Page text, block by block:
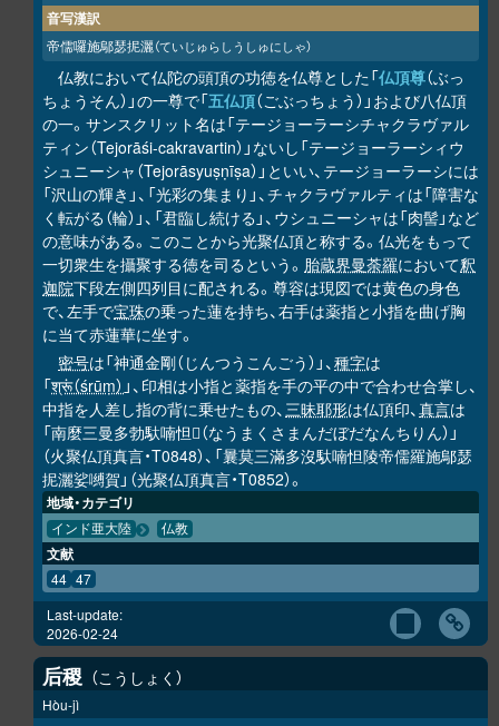
音写漢訳
帝儒囉施鄔瑟抳灑（ていじゅらしうしゅにしゃ）
仏教において仏陀の頭頂の功徳を仏尊とした「仏頂尊（ぶっ
ちょうそん）」の一尊で「五仏頂（ごぶっちょう）」および八仏頂
の一。サンスクリット名は「テージョーラーシチャクラヴァル
ティン（Tejorāśi-cakravartin）」ないし「テージョーラーシィウ
シュニーシャ（Tejorāsyuṣṇīṣa）」といい、テージョーラーシには
「沢山の輝き」、「光彩の集まり」、チャクラヴァルティは「障害な
く転がる（輪）」、「君臨し続ける」、ウシュニーシャは「肉髻」など
の意味がある。このことから光聚仏頂と称する。仏光をもって
一切衆生を攝聚する徳を司るという。 胎蔵界曼荼羅において釈
迦院下段左側四列目に配される。尊容は現図では黄色の身色
で、左手で宝珠の乗った蓮を持ち、右手は薬指と小指を曲げ胸
に当て赤蓮華に坐す。
密号は「神通金剛（じんつうこんごう）」、種字は
「श्रूं（śrūṃ） 」、印相は小指と薬指を手の平の中で合わせ合掌し、
中指を人差し指の背に乗せたもの、三昧耶形は仏頂印、真言は
「南麼三曼多勃馱喃怛 𭌇 （なうまくさまんだぼだなんちりん）」
（火聚仏頂真言・T0848）、「曩莫三滿多沒馱喃怛陵帝儒羅施鄔瑟
抳灑娑嚩賀」（光聚仏頂真言・T0852）。
地域・カテゴリ
インド亜大陸 仏教
文献
44 47
Last-update:
2026-02-24
后稷 こうしょく
Hòu-jì